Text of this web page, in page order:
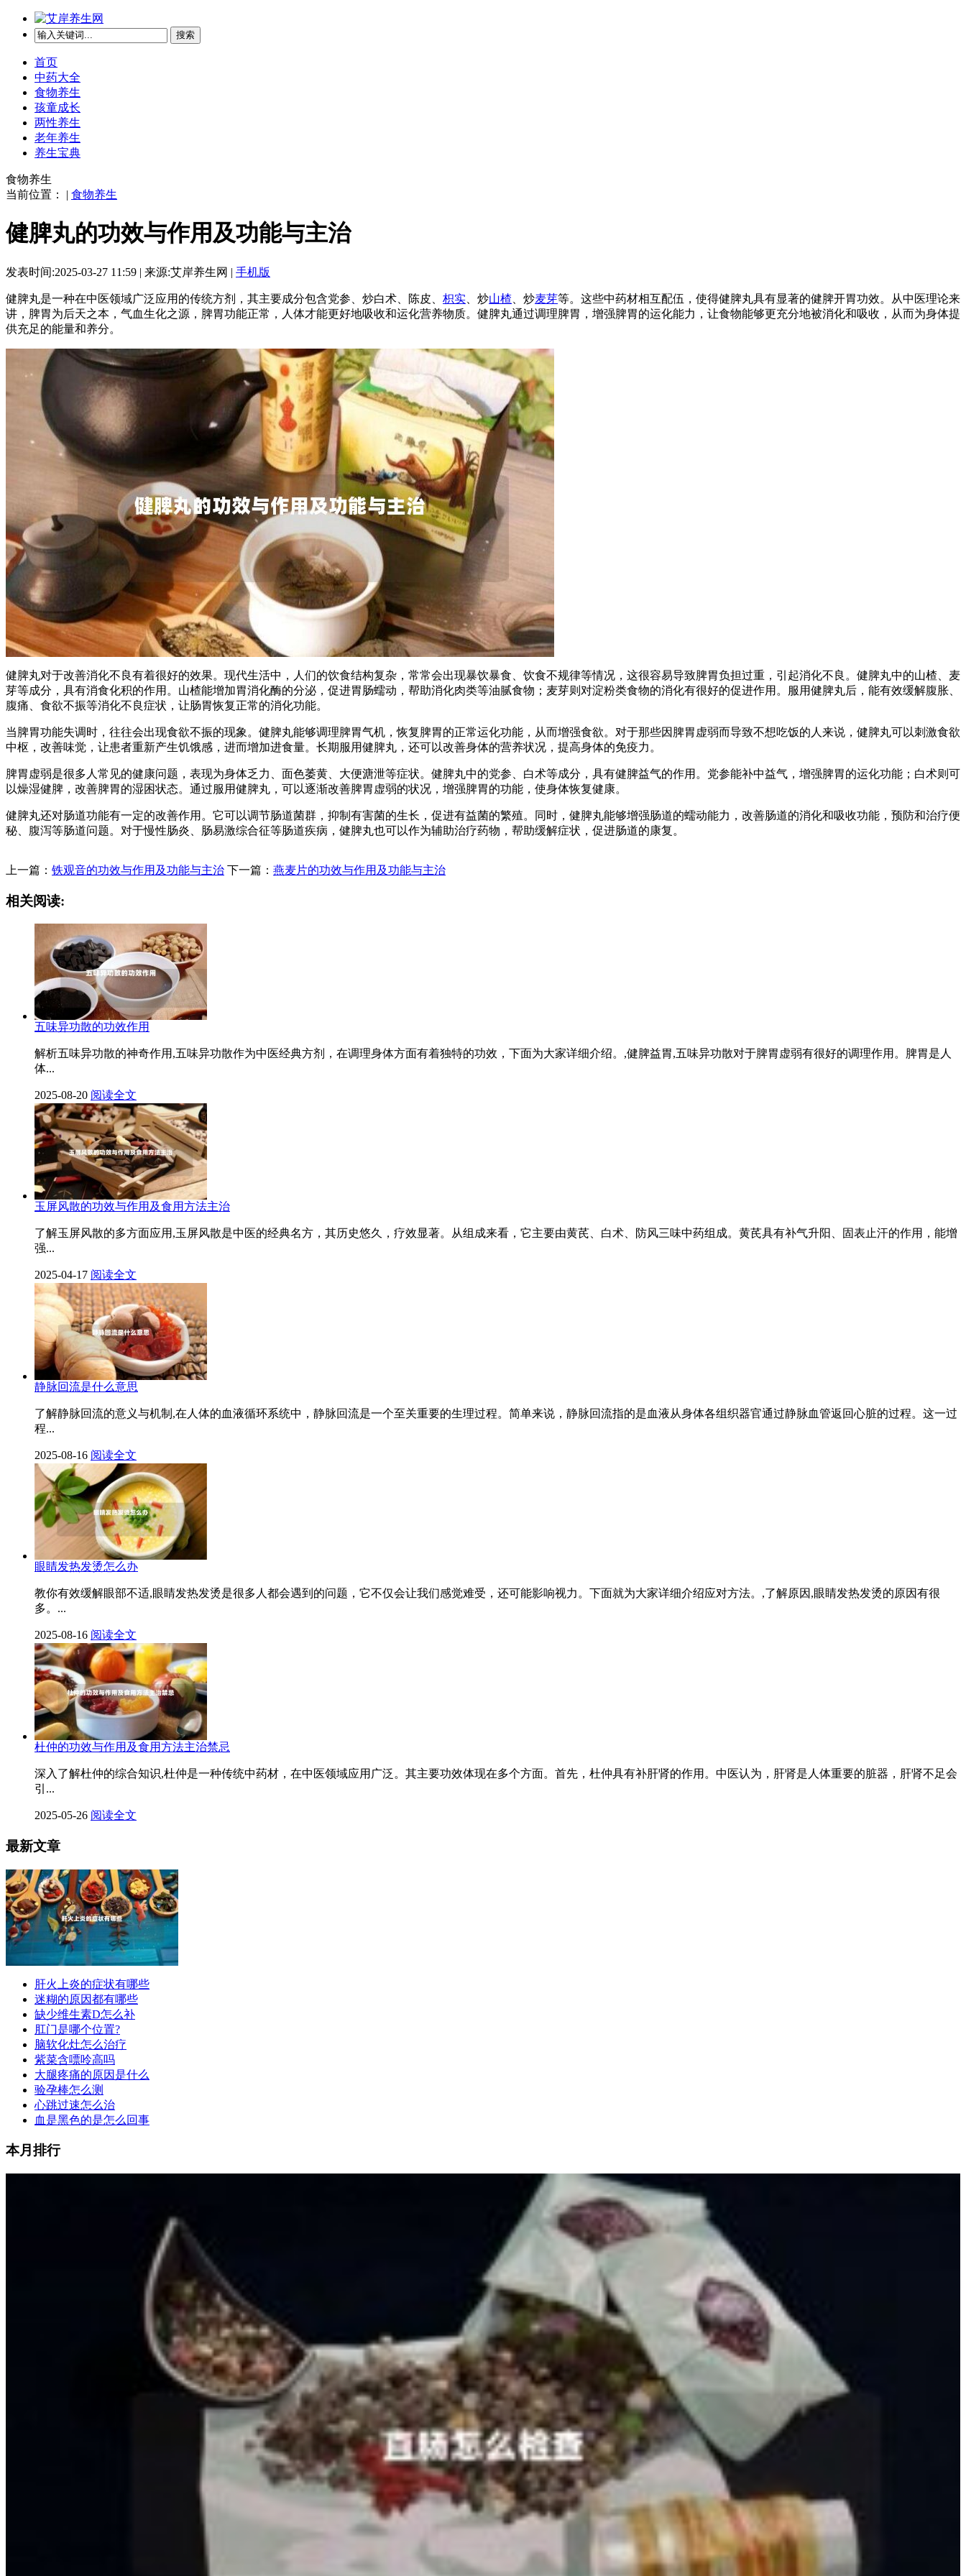
搜索
首页
中药大全
食物养生
孩童成长
两性养生
老年养生
养生宝典
食物养生
当前位置： | 食物养生
健脾丸的功效与作用及功能与主治
发表时间:2025-03-27 11:59 | 来源:艾岸养生网 | 手机版
健脾丸是一种在中医领域广泛应用的传统方剂，其主要成分包含党参、炒白术、陈皮、 枳实 、炒山楂 、炒麦芽等。这些中药材相互配伍，使得健脾丸具有显著的健脾开胃功效。从中医理论来
讲，脾胃为后天之本，气血生化之源，脾胃功能正常，人体才能更好地吸收和运化营养物质。健脾丸通过调理脾胃，增强脾胃的运化能力，让食物能够更充分地被消化和吸收，从而为身体提
供充足的能量和养分。
健脾丸对于改善消化不良有着很好的效果。现代生活中，人们的饮食结构复杂，常常会出现暴饮暴食、饮食不规律等情况，这很容易导致脾胃负担过重，引起消化不良。健脾丸中的山楂、麦
芽等成分，具有消食化积的作用。山楂能增加胃消化酶的分泌，促进胃肠蠕动，帮助消化肉类等油腻食物；麦芽则对淀粉类食物的消化有很好的促进作用。服用健脾丸后，能有效缓解腹胀、
腹痛、食欲不振等消化不良症状，让肠胃恢复正常的消化功能。
当脾胃功能失调时，往往会出现食欲不振的现象。健脾丸能够调理脾胃气机，恢复脾胃的正常运化功能，从而增强食欲。对于那些因脾胃虚弱而导致不想吃饭的人来说，健脾丸可以刺激食欲
中枢，改善味觉，让患者重新产生饥饿感，进而增加进食量。长期服用健脾丸，还可以改善身体的营养状况，提高身体的免疫力。
脾胃虚弱是很多人常见的健康问题，表现为身体乏力、面色萎黄、大便溏泄等症状。健脾丸中的党参、白术等成分，具有健脾益气的作用。党参能补中益气，增强脾胃的运化功能；白术则可
以燥湿健脾，改善脾胃的湿困状态。通过服用健脾丸，可以逐渐改善脾胃虚弱的状况，增强脾胃的功能，使身体恢复健康。
健脾丸还对肠道功能有一定的改善作用。它可以调节肠道菌群，抑制有害菌的生长，促进有益菌的繁殖。同时，健脾丸能够增强肠道的蠕动能力，改善肠道的消化和吸收功能，预防和治疗便
秘、腹泻等肠道问题。对于慢性肠炎、肠易激综合征等肠道疾病，健脾丸也可以作为辅助治疗药物，帮助缓解症状，促进肠道的康复。
上一篇： 铁观音的功效与作用及功能与主治 下一篇： 燕麦片的功效与作用及功能与主治
相关阅读:
五味异功散的功效作用
解析五味异功散的神奇作用,五味异功散作为中医经典方剂，在调理身体方面有着独特的功效，下面为大家详细介绍。,健脾益胃,五味异功散对于脾胃虚弱有很好的调理作用。脾胃是人
体...
2025-08-20 阅读全文
玉屏风散的功效与作用及食用方法主治
了解玉屏风散的多方面应用,玉屏风散是中医的经典名方，其历史悠久，疗效显著。从组成来看，它主要由黄芪、白术、防风三味中药组成。黄芪具有补气升阳、固表止汗的作用，能增
强...
2025-04-17 阅读全文
静脉回流是什么意思
了解静脉回流的意义与机制,在人体的血液循环系统中，静脉回流是一个至关重要的生理过程。简单来说，静脉回流指的是血液从身体各组织器官通过静脉血管返回心脏的过程。这一过
程...
2025-08-16 阅读全文
眼睛发热发烫怎么办
教你有效缓解眼部不适,眼睛发热发烫是很多人都会遇到的问题，它不仅会让我们感觉难受，还可能影响视力。下面就为大家详细介绍应对方法。,了解原因,眼睛发热发烫的原因有很
多。...
2025-08-16 阅读全文
杜仲的功效与作用及食用方法主治禁忌
深入了解杜仲的综合知识,杜仲是一种传统中药材，在中医领域应用广泛。其主要功效体现在多个方面。首先，杜仲具有补肝肾的作用。中医认为，肝肾是人体重要的脏器，肝肾不足会
引...
2025-05-26 阅读全文
最新文章
肝火上炎的症状有哪些
迷糊的原因都有哪些
缺少维生素D怎么补
肛门是哪个位置?
脑软化灶怎么治疗
紫菜含嘌呤高吗
大腿疼痛的原因是什么
验孕棒怎么测
心跳过速怎么治
血是黑色的是怎么回事
本月排行